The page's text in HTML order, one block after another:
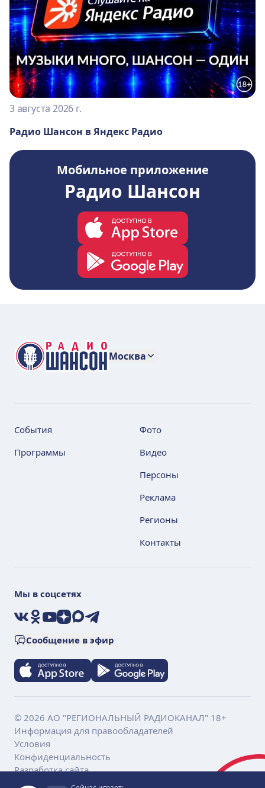
3 августа 2026 г.
Радио Шансон в Яндекс Радио
Мобильное приложение
Радио Шансон
Москва
События
Программы
Фото
Видео
Персоны
Реклама
Регионы
Контакты
Мы в соцсетях
VKOkYouTube
ДзенMaxTelegram
Сообщение в эфир
© 2026 АО "РЕГИОНАЛЬНЫЙ РАДИОКАНАЛ" 18+
Информация для правообладателей
Условия
Конфиденциальность
Разработка сайта